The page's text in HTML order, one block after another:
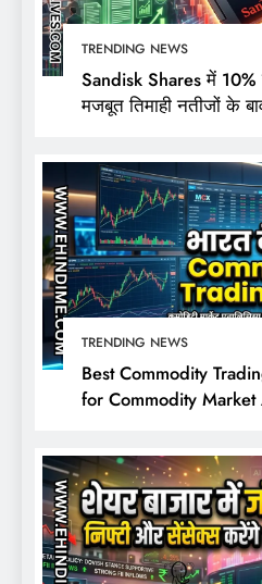
TRENDING NEWS
Sandisk Shares में 10%
मजबूत तिमाही नतीजों के
TRENDING NEWS
Best Commodity
for Commodity Market